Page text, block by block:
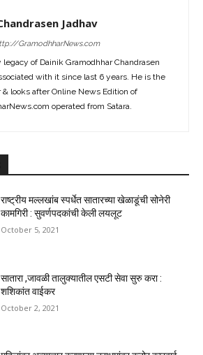
Jadhav
GramodhharNews.com
of Dainik Gramodhhar Chandrasen
with it since last 6 years. He is the
& looks after Online News Edition of
operated from Satara.
राष्ट्रीय मल्लखांब स्पर्धेत सातारच्या खेळाडूंची सोनेरी
कामगिरी : सुवर्णपदकांची केली लयलूट
October 5, 2021
सातारा ,जावळी तालुक्यातील एसटी सेवा सुरु करा :
शशिकांत वाईकर
October 2, 2021